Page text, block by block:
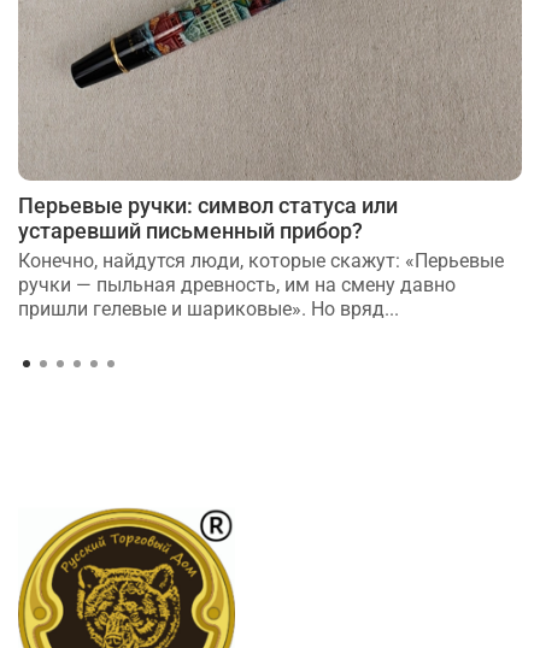
Перьевые ручки: символ статуса или
устаревший письменный прибор?
Конечно, найдутся люди, которые скажут: «Перьевые
ручки — пыльная древность, им на смену давно
пришли гелевые и шариковые». Но вряд...